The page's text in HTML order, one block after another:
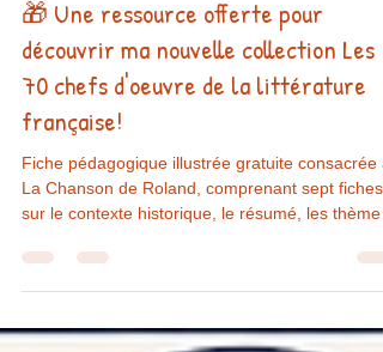
29 juil.
2 min de lecture
🎁 Une ressource offerte pour
découvrir ma nouvelle collection Les
70 chefs d'oeuvre de la littérature
française!
Fiche pédagogique illustrée gratuite consacrée à
sur le contexte historique, le résumé, les thèmes,